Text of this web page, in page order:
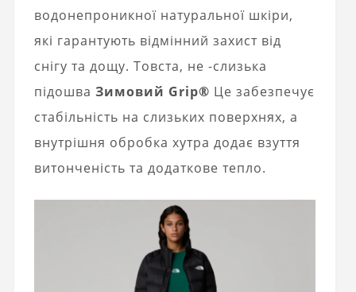
водонепроникної натуральної шкіри,
які гарантують відмінний захист від
снігу та дощу. Товста, не -слизька
підошва Зимовий Grip® Це забезпечує
стабільність на слизьких поверхнях, а
внутрішня обробка хутра додає взуття
витонченість та додаткове тепло.